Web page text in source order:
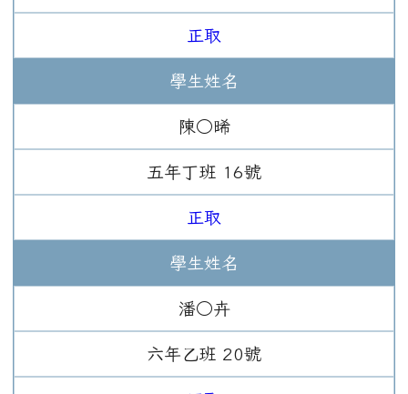
正取
學生姓名
陳○晞
五年丁班 16號
正取
學生姓名
潘○卉
六年 乙班 20號